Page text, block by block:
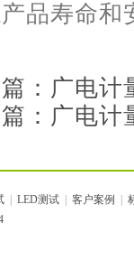
品寿命和
：广电计
：广电计
LED测试 客户案例